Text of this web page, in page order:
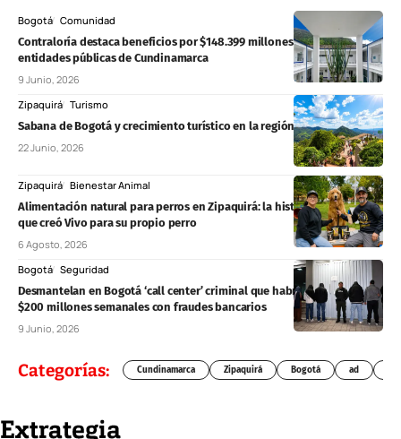
Bogotá Comunidad
Contraloría destaca beneficios por $148.399 millones tras auditorías a
entidades públicas de Cundinamarca
9 Junio, 2026
Zipaquirá Turismo
Sabana de Bogotá y crecimiento turístico en la región durante 2026
22 Junio, 2026
Zipaquirá Bienestar Animal
Alimentación natural para perros en Zipaquirá: la historia de la familia
que creó Vivo para su propio perro
6 Agosto, 2026
Bogotá Seguridad
Desmantelan en Bogotá ‘call center’ criminal que habría obtenido
$200 millones semanales con fraudes bancarios
9 Junio, 2026
Categorías: Cundinamarca Zipaquirá Bogotá ad